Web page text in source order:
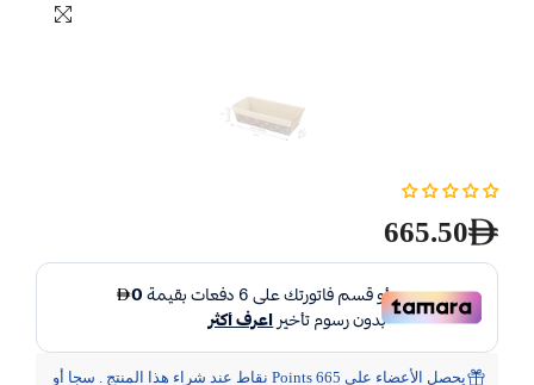
665.50
يحصل الأعضاء على 665 Points نقاط عند شراء هذا المنتج . سجا أو